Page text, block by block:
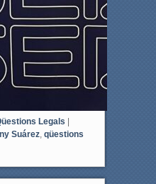
Legals |
Suárez, qüestions